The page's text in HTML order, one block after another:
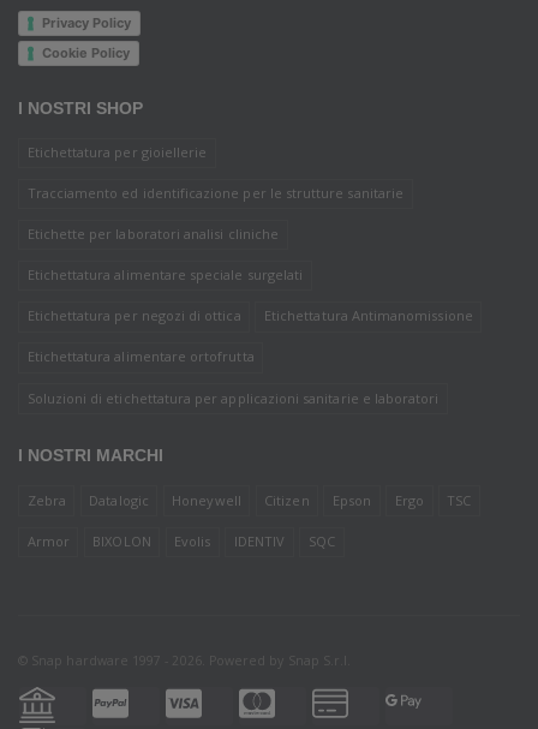
Privacy Policy
Cookie Policy
I NOSTRI SHOP
Etichettatura per gioiellerie
Tracciamento ed identificazione per le strutture sanitarie
Etichette per laboratori analisi cliniche
Etichettatura alimentare speciale surgelati
Etichettatura per negozi di ottica Etichettatura Antimanomissione
Etichettatura alimentare ortofrutta
Soluzioni di etichettatura per applicazioni sanitarie e laboratori
I NOSTRI MARCHI
Zebra Datalogic Honeywell Citizen Epson Ergo TSC
Armor BIXOLON Evolis IDENTIV SQC
© Snap hardware 1997 - 2026. Powered by Snap S.r.l.